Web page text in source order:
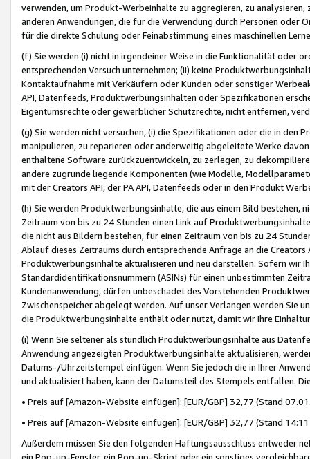
verwenden, um Produkt-Werbeinhalte zu aggregieren, zu
anderen Anwendungen, die für die Verwendung durch Personen
für die direkte Schulung oder Feinabstimmung eines maschinellen
(f) Sie werden (i) nicht in irgendeiner Weise in die Funktionalität oder
entsprechenden Versuch unternehmen; (ii) keine
Kontaktaufnahme mit Verkäufern oder Kunden oder sonstiger
API, Datenfeeds, Produktwerbungsinhalten oder Spezifikationen
Eigentumsrechte oder gewerblicher Schutzrechte, nicht entfernen,
(g) Sie werden nicht versuchen, (i) die Spezifikationen oder die in
manipulieren, zu reparieren oder anderweitig abgeleitete Werke
enthaltene Software zurückzuentwickeln, zu zerlegen, zu
andere zugrunde liegende Komponenten (wie Modelle,
mit der Creators API, der PA API, Datenfeeds oder in den Produkt
(h) Sie werden Produktwerbungsinhalte, die aus einem Bild bestehen,
Zeitraum von bis zu 24 Stunden einen Link auf
die nicht aus Bildern bestehen, für einen Zeitraum von bis zu 24
Ablauf dieses Zeitraums durch entsprechende Anfrage an die
Produktwerbungsinhalte aktualisieren und neu darstellen. Sofern wir
Standardidentifikationsnummern (ASINs) für einen unbestimmten
Kundenanwendung, dürfen unbeschadet des Vorstehenden
Zwischenspeicher abgelegt werden. Auf unser Verlangen werden Sie
die Produktwerbungsinhalte enthält oder nutzt, damit wir Ihre
(i) Wenn Sie seltener als stündlich Produktwerbungsinhalte aus
Anwendung angezeigten Produktwerbungsinhalte aktualisieren,
Datums-/Uhrzeitstempel einfügen. Wenn Sie jedoch die in Ihrer
und aktualisiert haben, kann der Datumsteil des Stempels entfallen.
• Preis auf [Amazon-Website einfügen]: [EUR/GBP] 32,77 (Stand
• Preis auf [Amazon-Website einfügen]: [EUR/GBP] 32,77 (Stand
Außerdem müssen Sie den folgenden Haftungsausschluss entweder
ein Pop-up-Fenster, ein Pop-up-Skript oder ein sonstiges